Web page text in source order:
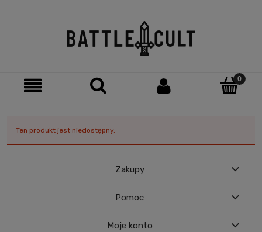
Ten produkt jest niedostępny.
Zakupy
Pomoc
Moje konto